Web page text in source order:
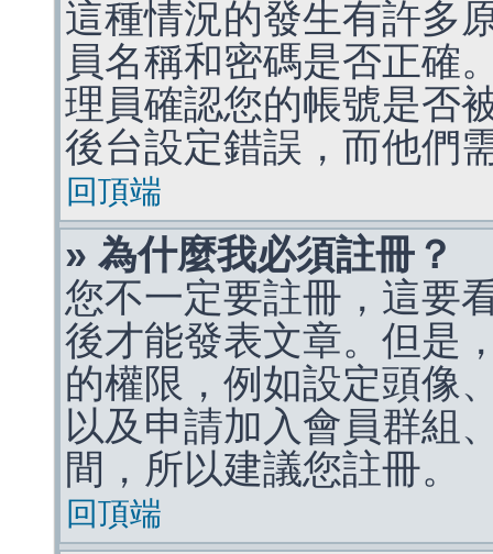
這種情況的發生有許多
員名稱和密碼是否正確
理員確認您的帳號是否
後台設定錯誤，而他們
回頂端
» 為什麼我必須註冊？
您不一定要註冊，這要
後才能發表文章。但是
的權限，例如設定頭像
以及申請加入會員群組
間，所以建議您註冊。
回頂端